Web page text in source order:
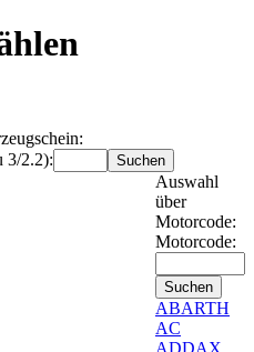
3/2.2):
Auswahl
über
Motorcode:
Motorcode:
ABARTH
AC
ADDAX